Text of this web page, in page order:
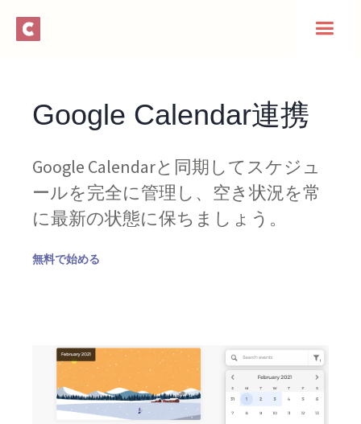
Google Calendar連携
Google Calendarと同期してスケジュ
ールを完全に管理し、空き状況を常
に最新の状態に保ちましょう。
無料で始める